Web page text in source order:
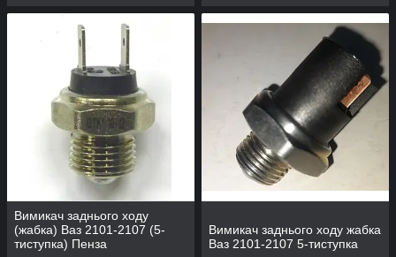
Вимикач заднього ходу
(жабка) Ваз 2101-2107 (5-
тиступка) Пенза
Вимикач заднього ходу жабка
Ваз 2101-2107 5-тиступка